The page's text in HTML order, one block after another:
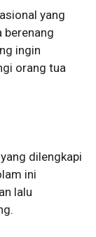
yang
berenang
ingin
orang tua
dilengkapi
ini
lalu